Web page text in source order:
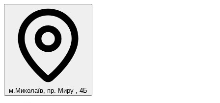
м.Миколаїв, пр. Миру , 4Б